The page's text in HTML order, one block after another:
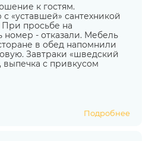
к гостям.
«уставшей» сантехникой
При просьбе на
номер - отказали. Мебель
в обед напомнили
Завтраки «шведский
выпечка с привкусом
Подробнее